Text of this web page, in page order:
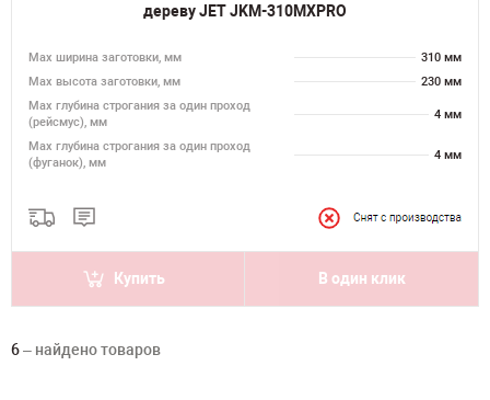
дереву JET JKM-310MXPRO
Мах ширина заготовки, мм
310 мм
Мах высота заготовки, мм
230 мм
Мах глубина строгания за один проход
(рейсмус), мм
4 мм
Мах глубина строгания за один проход
(фуганок), мм
4 мм
Купить В один клик
6– найдено товаров